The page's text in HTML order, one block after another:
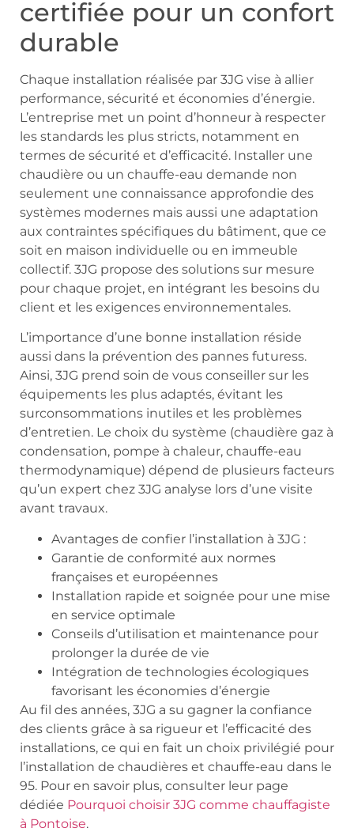
certifiée pour un confort
durable
Chaque installation réalisée par 3JG vise à allier
performance, sécurité et économies d’énergie.
L’entreprise met un point d’honneur à respecter
les standards les plus stricts, notamment en
termes de sécurité et d’efficacité. Installer une
chaudière ou un chauffe-eau demande non
seulement une connaissance approfondie des
systèmes modernes mais aussi une adaptation
aux contraintes spécifiques du bâtiment, que ce
soit en maison individuelle ou en immeuble
collectif. 3JG propose des solutions sur mesure
pour chaque projet, en intégrant les besoins du
client et les exigences environnementales.
L’importance d’une bonne installation réside
aussi dans la prévention des pannes futuress.
Ainsi, 3JG prend soin de vous conseiller sur les
équipements les plus adaptés, évitant les
surconsommations inutiles et les problèmes
d’entretien. Le choix du système (chaudière gaz à
condensation, pompe à chaleur, chauffe-eau
thermodynamique) dépend de plusieurs facteurs
qu’un expert chez 3JG analyse lors d’une visite
avant travaux.
Avantages de confier l’installation à 3JG :
Garantie de conformité aux normes
françaises et européennes
Installation rapide et soignée pour une mise
en service optimale
Conseils d’utilisation et maintenance pour
prolonger la durée de vie
Intégration de technologies écologiques
favorisant les économies d’énergie
Au fil des années, 3JG a su gagner la confiance
des clients grâce à sa rigueur et l’efficacité des
installations, ce qui en fait un choix privilégié pour
l’installation de chaudières et chauffe-eau dans le
95. Pour en savoir plus, consulter leur page
dédiée Pourquoi choisir 3JG comme chauffagiste
à Pontoise.